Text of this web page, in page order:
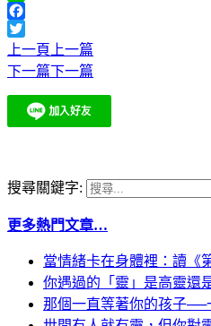
Line
Facebook
Twitter
上一頁 上一篇
下一篇下一篇
搜尋關鍵字:
更多熱門文章…
當情緒卡在身體裡：讀《
你遇過的「靈」是高靈還
那個一直等著你的孩子──